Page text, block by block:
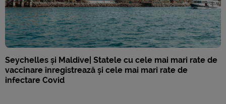
Seychelles și Maldive| Statele cu cele mai mari rate de
vaccinare înregistrează și cele mai mari rate de
infectare Covid